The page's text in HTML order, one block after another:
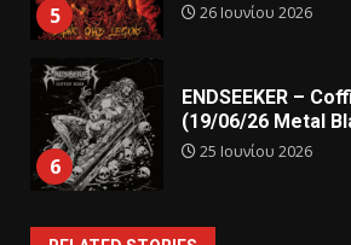
5 26 Ιουνίου 2026
6
ENDSEEKER –
(19/06/26 Metal
25 Ιουνίου 2026